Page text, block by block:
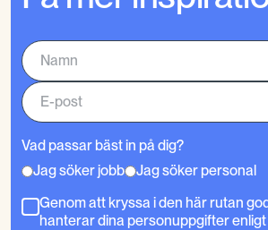
Vad passar bäst in på dig?
Jag söker jobb
Jag söker personal
Genom att kryssa i den här rutan
hanterar dina personuppgifter